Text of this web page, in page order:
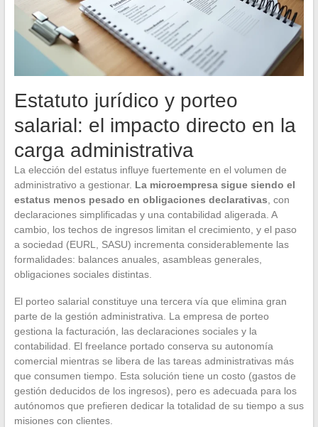
Estatuto jurídico y porteo
salarial: el impacto directo en la
carga administrativa
La elección del estatus influye fuertemente en el volumen de
administrativo a gestionar. La microempresa sigue siendo el
estatus menos pesado en obligaciones declarativas , con
declaraciones simplificadas y una contabilidad aligerada. A
cambio, los techos de ingresos limitan el crecimiento, y el paso
a sociedad (EURL, SASU) incrementa considerablemente las
formalidades: balances anuales, asambleas generales,
obligaciones sociales distintas.
El porteo salarial constituye una tercera vía que elimina gran
parte de la gestión administrativa. La empresa de porteo
gestiona la facturación, las declaraciones sociales y la
contabilidad. El freelance portado conserva su autonomía
comercial mientras se libera de las tareas administrativas más
que consumen tiempo. Esta solución tiene un costo (gastos de
gestión deducidos de los ingresos), pero es adecuada para los
autónomos que prefieren dedicar la totalidad de su tiempo a sus
misiones con clientes.